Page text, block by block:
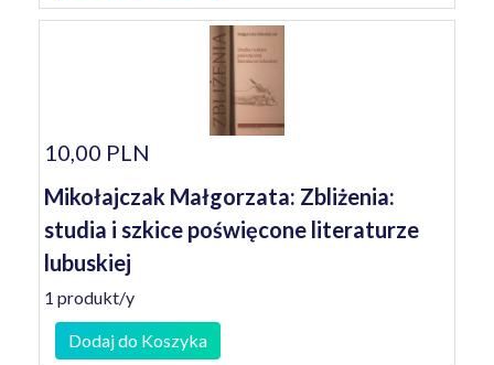
10,00 PLN
Mikołajczak Małgorzata: Zbliżenia:
studia i szkice poświęcone literaturze
lubuskiej
1 produkt/y
Dodaj do Koszyka